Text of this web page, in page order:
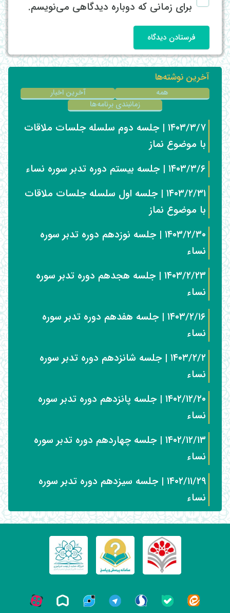
برای زمانی که دوباره دیدگاهی می‌نویسم.
فرستادن دیدگاه
آخرین نوشته‌ها
همه
آخرین اخبار
زمانبندی برنامه‌ها
۱۴۰۳/۳/۷ | جلسه دوم سلسله جلسات ملاقات
با موضوع نماز
۱۴۰۳/۳/۶ | جلسه بیستم دوره تدبر سوره نساء
۱۴۰۳/۲/۳۱ | جلسه اول سلسله جلسات ملاقات
با موضوع نماز
۱۴۰۳/۲/۳۰ | جلسه نوزدهم دوره تدبر سوره
نساء
۱۴۰۳/۲/۲۳ | جلسه هجدهم دوره تدبر سوره
نساء
۱۴۰۳/۲/۱۶ | جلسه هفدهم دوره تدبر سوره
نساء
۱۴۰۳/۲/۲ | جلسه شانزدهم دوره تدبر سوره
نساء
۱۴۰۲/۱۲/۲۰ | جلسه پانزدهم دوره تدبر سوره
نساء
۱۴۰۲/۱۲/۱۳ | جلسه چهاردهم دوره تدبر سوره
نساء
۱۴۰۲/۱۱/۲۹ | جلسه سیزدهم دوره تدبر سوره
نساء